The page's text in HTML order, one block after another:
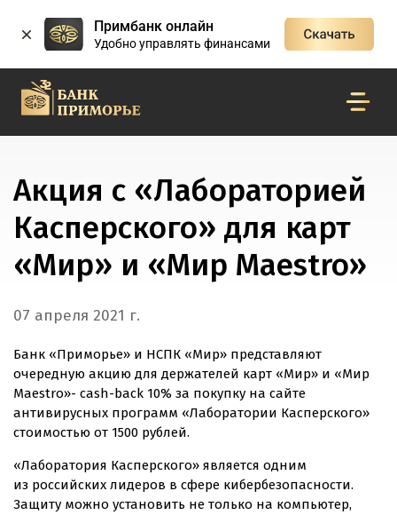
Примбанк онлайн
Удобно управлять финансами
Акция с «Лабораторией
Касперского» для карт
«Мир» и «Мир Maestro»
07 апреля 2021 г.
Банк «Приморье» и НСПК «Мир» представляют
очередную акцию для держателей карт «Мир» и «Мир
Maestro»- cash-back 10% за покупку на сайте
антивирусных программ «Лаборатории Касперского»
стоимостью от 1500 рублей.
«Лаборатория Касперского» является одним
из российских лидеров в сфере кибербезопасности.
Защиту можно установить не только на компьютер,